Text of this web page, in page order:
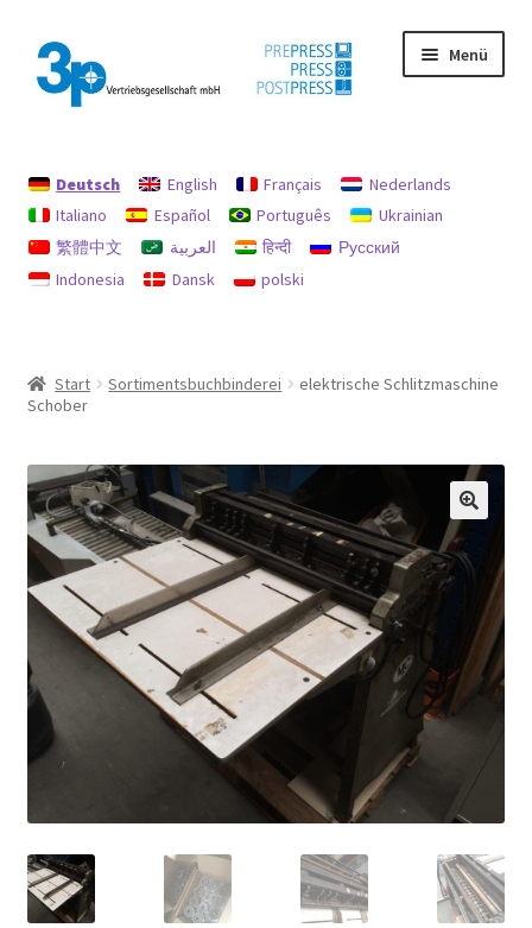
Zur
Navigation
springen
Zum
Inhalt
springen
Menü
Datenschutz
Gebrauchtmaschinen
Deutsch English Français
Nederlands
Italiano
Español Português
Ukrainian
繁體中文
العربية हिन्दी
Русский
Indonesia
Dansk polski
Start Sortimentsbuchbinderei
elektrische Schlitzmaschine
Schober